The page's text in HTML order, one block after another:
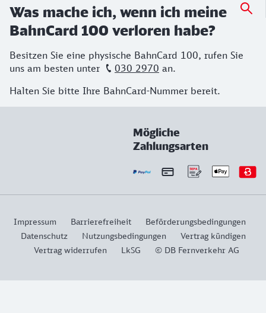
Was mache ich, wenn ich meine
BahnCard 100 verloren habe?
Besitzen Sie eine physische BahnCard 100, rufen Sie
uns am besten unter
030 2970 an. ​
Halten Sie bitte Ihre BahnCard-Nummer bereit. ​
Mögliche
Zahlungsarten
Impressum Barrierefreiheit
Beförderungsbedingungen
Datenschutz
Nutzungsbedingungen
Vertrag kündigen
Vertrag widerrufen
LkSG © DB Fernverkehr AG